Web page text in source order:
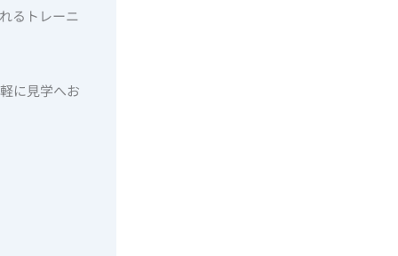
るトレーニ
に見学へお